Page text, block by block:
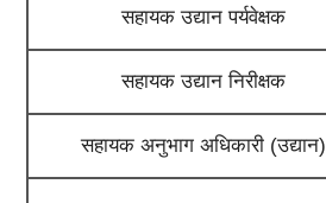
सहायक उद्यान पर्यवेक्षक
सहायक उद्यान निरीक्षक
सहायक अनुभाग अधिकारी (उद्यान)